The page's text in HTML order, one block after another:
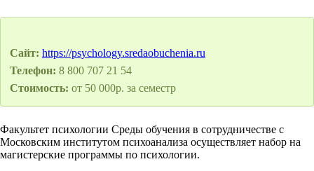
Сайт: https://psychology.sredaobuchenia.ru
Телефон: 8 800 707 21 54
Стоимость: от 50 000р. за семестр
Факультет психологии Среды обучения в сотрудничестве с
Московским институтом психоанализа осуществляет набор на
магистерские программы по психологии.